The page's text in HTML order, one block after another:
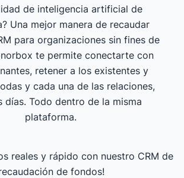
de inteligencia artificial de
Una mejor manera de recaudar
para organizaciones sin fines de
te permite conectarte con
retener a los existentes y
y cada una de las relaciones,
días. Todo dentro de la misma
plataforma.
reales y rápido con nuestro CRM de
de fondos!